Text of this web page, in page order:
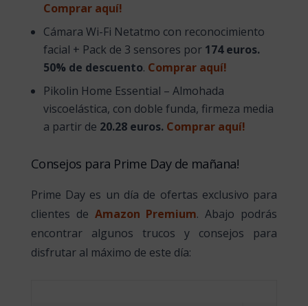
Comprar aquí!
Cámara Wi-Fi Netatmo con reconocimiento
facial + Pack de 3 sensores por 174 euros.
50% de descuento. Comprar aquí!
Pikolin Home Essential – Almohada
viscoelástica, con doble funda, firmeza media
a partir de 20.28 euros. Comprar aquí!
Consejos para Prime Day de mañana!
Prime Day es un día de ofertas exclusivo para
clientes de Amazon Premium. Abajo podrás
encontrar algunos trucos y consejos para
disfrutar al máximo de este día: